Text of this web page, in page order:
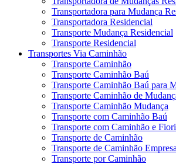
Transportadora para Mudança
Transportadora Residencial
Transporte Mudança Residencial
Transporte Residencial
Transportes Via Caminhão
Transporte Caminhão
Transporte Caminhão Baú
Transporte Caminhão Baú para
Transporte Caminhão de
Transporte Caminhão Mudança
Transporte com Caminhão Baú
Transporte com Caminhão e
Transporte de Caminhão
Transporte de Caminhão Empresa
Transporte por Caminhão